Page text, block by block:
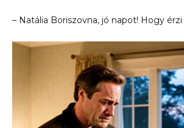
– Natália Boriszovna, jó napot! Hogy